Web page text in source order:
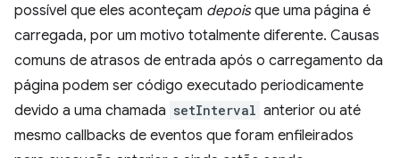
possível que eles aconteçam depoisque uma página é
carregada, por um motivo totalmente diferente. Causas
comuns de atrasos de entrada após o carregamento da
página podem ser código executado periodicamente
devido a uma chamada setInterval anterior ou até
mesmo callbacks de eventos que foram enfileirados